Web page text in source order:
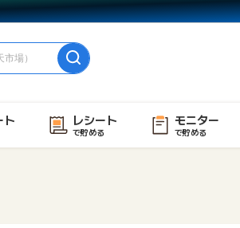
ト レシート
で貯める
モニター
で貯める